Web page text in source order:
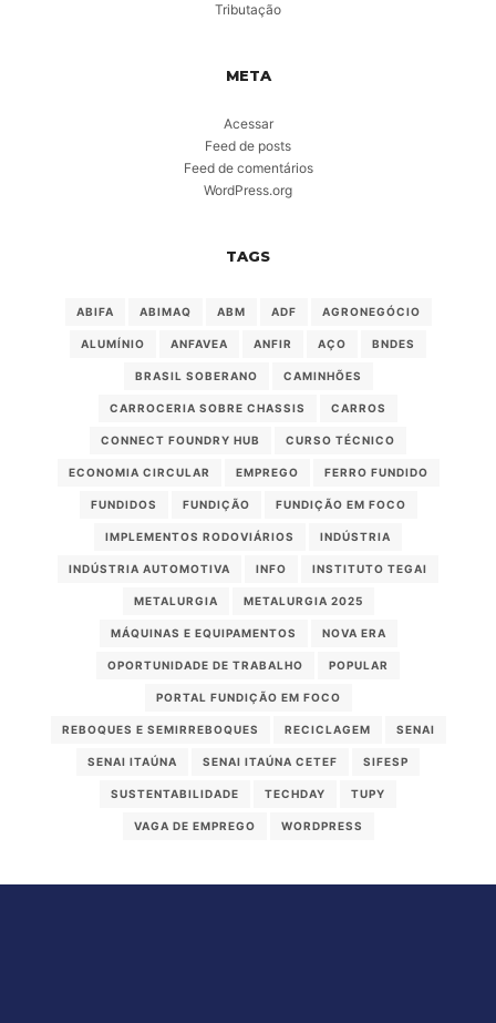
Tributação
META
Acessar
Feed de posts
Feed de comentários
WordPress.org
TAGS
ABIFA ABIMAQ ABM ADF AGRONEGÓCIO
ALUMÍNIO ANFAVEA ANFIR AÇO BNDES
BRASIL SOBERANO CAMINHÕES
CARROCERIA SOBRE CHASSIS CARROS
CONNECT FOUNDRY HUB CURSO TÉCNICO
ECONOMIA CIRCULAR EMPREGO FERRO FUNDIDO
FUNDIDOS FUNDIÇÃO FUNDIÇÃO EM FOCO
IMPLEMENTOS RODOVIÁRIOS INDÚSTRIA
INDÚSTRIA AUTOMOTIVA INFO INSTITUTO TEGAI
METALURGIA METALURGIA 2025
MÁQUINAS E EQUIPAMENTOS NOVA ERA
OPORTUNIDADE DE TRABALHO POPULAR
PORTAL FUNDIÇÃO EM FOCO
REBOQUES E SEMIRREBOQUES RECICLAGEM SENAI
SENAI ITAÚNA SENAI ITAÚNA CETEF SIFESP
SUSTENTABILIDADE TECHDAY TUPY
VAGA DE EMPREGO WORDPRESS